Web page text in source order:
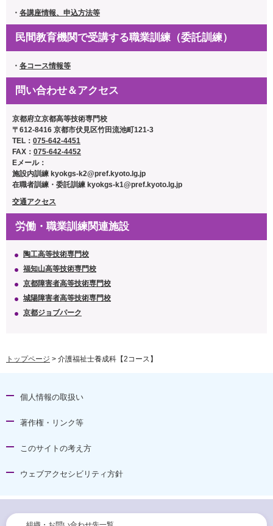
・ 各講座情報、申込方法等
民間教育機関で受講する職業訓練（委託訓練）
・ 各コース情報等
問い合わせ＆アクセス
京都府立京都高等技術専門校
〒612-8416 京都市伏見区竹田流池町121-3
TEL： 075-642-4451
FAX： 075-642-4452
Eメール：
施設内訓練 kyokgs-k2@pref.kyoto.lg.jp
在職者訓練・委託訓練 kyokgs-k1@pref.kyoto.lg.jp
交通アクセス
労働・職業訓練関連施設
陶工高等技術専門校
福知山高等技術専門校
京都障害者高等技術専門校
城陽障害者高等技術専門校
京都ジョブパーク
トップページ > 介護福祉士養成科【2コース】
個人情報の取扱い
著作権・リンク等
このサイトの考え方
ウェブアクセシビリティ方針